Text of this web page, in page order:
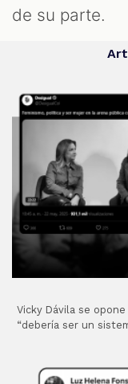
de su parte.
Vicky Dávila se
“debería ser un